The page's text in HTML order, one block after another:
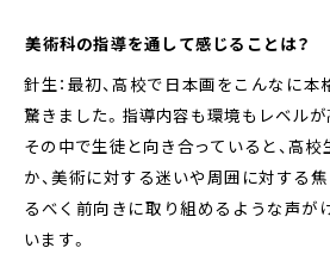
――美術科の指導を通して感じることは？
針生：最初、高校で日本画をこんなに
驚きました。指導内容も環境もレベルが
その中で生徒と向き合っていると、高
か、美術に対する迷いや周囲に対する
るべく前向きに取り組めるような声が
います。